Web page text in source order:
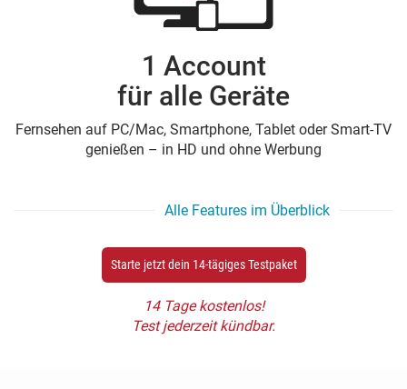
1 Account
für alle Geräte
Fernsehen auf PC/Mac, Smartphone, Tablet oder Smart-TV
genießen – in HD und ohne Werbung
Alle Features im Überblick
Starte jetzt dein 14-tägiges Testpaket
14 Tage kostenlos!
Test jederzeit kündbar.